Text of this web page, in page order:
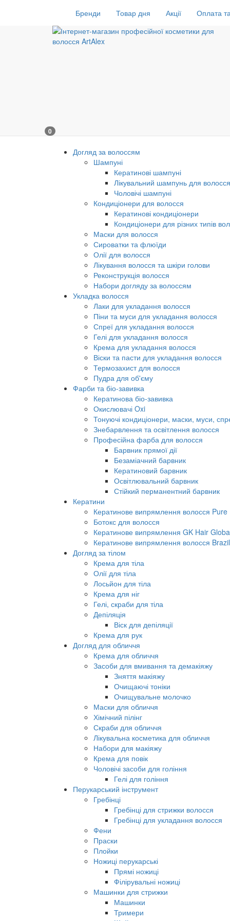
Бренди Товар дня Акції Оплата
0
Догляд за волоссям
Шампуні
Кератинові шампуні
Лікувальний шампунь для волосся
Чоловічі шампуні
Кондиціонери для волосся
Кератинові кондиціонери
Кондиціонери для різних типів
Маски для волосся
Сироватки та флюїди
Олії для волосся
Лікування волосся та шкіри голови
Реконструкція волосся
Набори догляду за волоссям
Укладка волосся
Лаки для укладання волосся
Піни та муси для укладання волосся
Спреї для укладання волосся
Гелі для укладання волосся
Крема для укладання волосся
Віски та пасти для укладання волосся
Термозахист для волосся
Пудра для об'єму
Фарби та біо-завивка
Кератинова біо-завивка
Окислювачі Oxi
Тонуючі кондиціонери, маски, муси,
Знебарвлення та освітлення волосся
Професійна фарба для волосся
Барвник прямої дії
Безаміачний барвник
Кератиновий барвник
Освітлювальний барвник
Стійкий перманентний барвник
Кератини
Кератинове випрямлення волосся
Ботокс для волосся
Кератинове випрямлення GK Hair
Кератинове випрямлення волосся
Догляд за тілом
Крема для тіла
Олії для тіла
Лосьйон для тіла
Крема для ніг
Гелі, скраби для тіла
Депіляція
Віск для депіляції
Крема для рук
Догляд для обличчя
Крема для обличчя
Засоби для вмивання та демакіяжу
Зняття макіяжу
Очищаючі тоніки
Очищувальне молочко
Маски для обличчя
Хімічний пілінг
Скраби для обличчя
Лікувальна косметика для обличчя
Набори для макіяжу
Крема для повік
Чоловічі засоби для гоління
Гелі для гоління
Перукарський інструмент
Гребінці
Гребінці для стрижки волосся
Гребінці для укладання волосся
Фени
Праски
Плойки
Ножиці перукарські
Прямі ножиці
Філірувальні ножиці
Машинки для стрижки
Машинки
Тримери